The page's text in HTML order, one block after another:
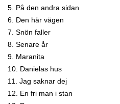
5. På den andra sidan
6. Den här vägen
7. Snön faller
8. Senare år
9. Maranita
10. Danielas hus
11. Jag saknar dej
12. En fri man i stan